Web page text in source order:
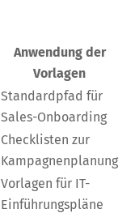
Anwendung der
Vorlagen
Standardpfad für
Sales-Onboarding
Checklisten zur
Kampagnenplanung
Vorlagen für IT-
Einführungspläne